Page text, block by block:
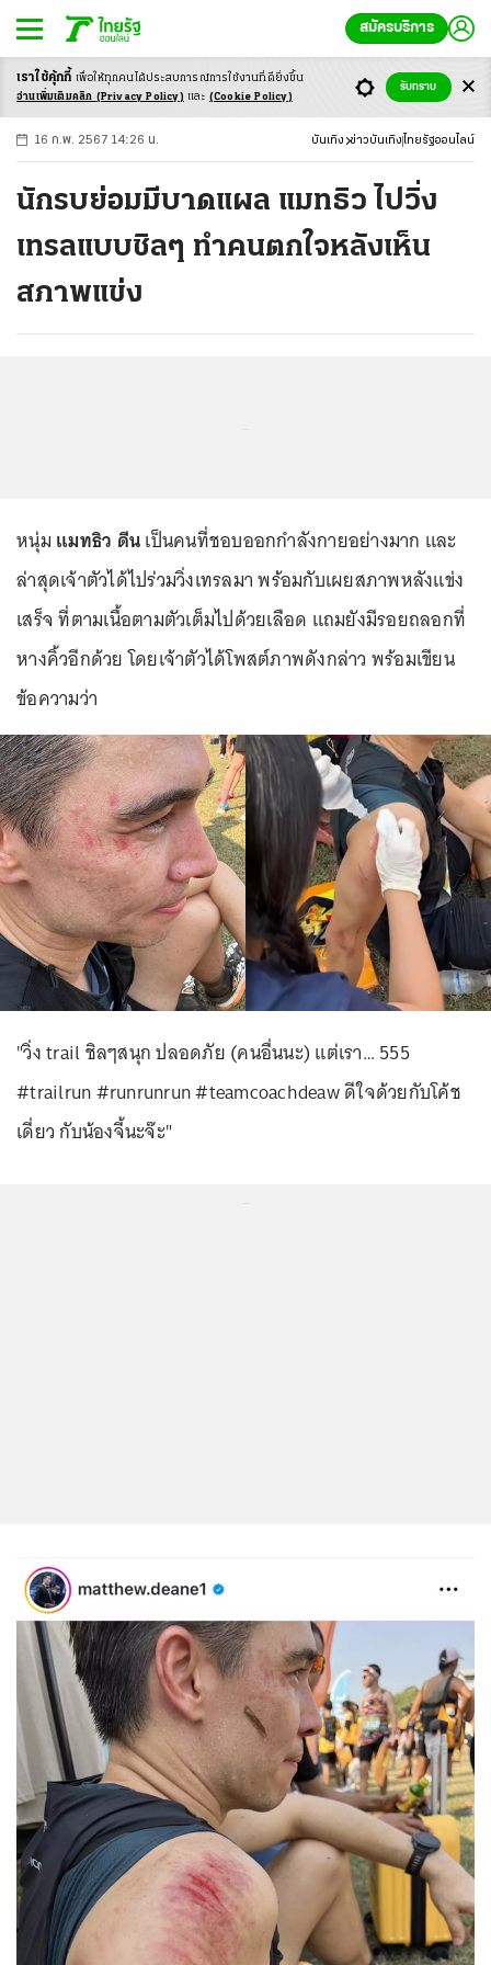
สมัครบริการ
-ก ก ก+
16 ก.พ. 2567 14:26 น. บันเทิง ข่าวบันเทิง ไทยรัฐออนไลน์
นักรบย่อมมีบาดแผล แมทธิว ไปวิ่ง
เทรลแบบชิลๆ ทำคนตกใจหลังเห็น
สภาพแข่ง
หนุ่ม แมทธิว ดีนเป็นคนที่ชอบออกกำลังกายอย่างมาก และ
ล่าสุดเจ้าตัวได้ไปร่วมวิ่งเทรลมา พร้อมกับเผยสภาพหลังแข่ง
เสร็จ ที่ตามเนื้อตามตัวเต็มไปด้วยเลือด แถมยังมีรอยถลอกที่
หางคิ้วอีกด้วย โดยเจ้าตัวได้โพสต์ภาพดังกล่าว พร้อมเขียน
ข้อความว่า
"วิ่ง trail ชิลๆสนุก ปลอดภัย (คนอื่นนะ) แต่เรา… 555
#trailrun #runrunrun #teamcoachdeaw ดีใจด้วยกับโค้ช
เดี่ยว กับน้องจี้นะจ๊ะ"
เราใช้คุ้กกี้ เพื่อให้ทุกคนได้ประสบการณ์การใช้งานที่ดียิ่งขึ้น
อ่านเพิ่มเติมคลิก (Privacy Policy) และ (Cookie Policy)
รับทราบ